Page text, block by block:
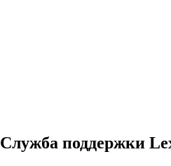
Служба поддержки